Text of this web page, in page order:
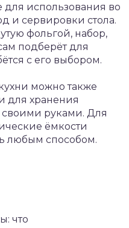
для использования во
и сервировки стола.
фольгой, набор,
подберёт для
с его выбором.
можно также
для хранения
своими руками. Для
ёмкости
любым способом.